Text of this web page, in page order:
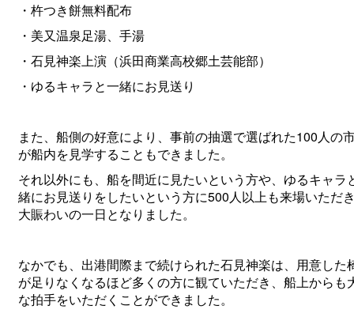
・杵つき餅無料配布
・美又温泉足湯、手湯
・石見神楽上演（浜田商業高校郷土芸能部）
・ゆるキャラと一緒にお見送り
また、船側の好意により、事前の抽選で選ばれた100人の
が船内を見学することもできました。
それ以外にも、船を間近に見たいという方や、ゆるキャラ
緒にお見送りをしたいという方に500人以上も来場いただ
大賑わいの一日となりました。
なかでも、出港間際まで続けられた石見神楽は、用意した
が足りなくなるほど多くの方に観ていただき、船上からも
な拍手をいただくことができました。